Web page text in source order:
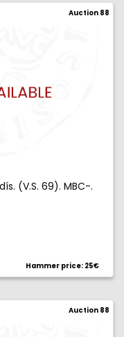
Auction 88
(V.S. 69). MBC-.
Hammer price: 25€
Auction 88